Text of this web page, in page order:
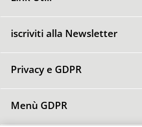
Contattaci
iscriviti alla Newsletter
Ho letto ed accetto le condizioni dell'
Privacy e GDPR
Punti GDPR
Menù GDPR